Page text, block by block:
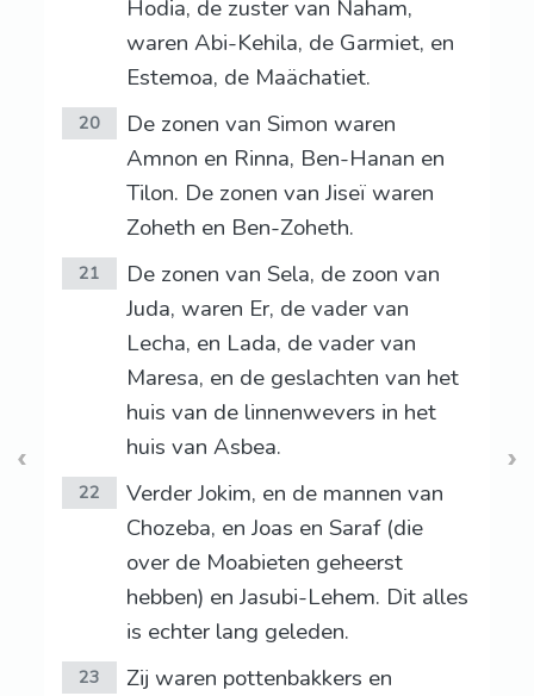
Hodia, de zuster van Naham,
waren Abi-Kehila, de Garmiet, en
Estemoa, de Maächatiet.
20
De zonen van Simon waren
Amnon en Rinna, Ben-Hanan en
Tilon. De zonen van Jiseï waren
Zoheth en Ben-Zoheth.
21
De zonen van Sela, de zoon van
Juda, waren Er, de vader van
Lecha, en Lada, de vader van
Maresa, en de geslachten van het
huis van de linnenwevers in het
huis van Asbea.
22
Verder Jokim, en de mannen van
Chozeba, en Joas en Saraf (die
over de Moabieten geheerst
hebben) en Jasubi-Lehem. Dit alles
is echter lang geleden.
23
Zij waren pottenbakkers en